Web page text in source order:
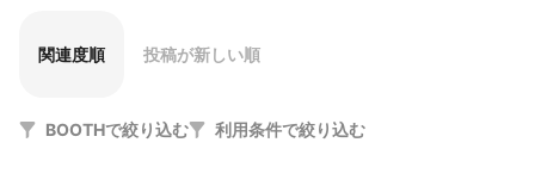
関連度順 投稿が新しい順
BOOTHで絞り込む 利用条件で絞り込む